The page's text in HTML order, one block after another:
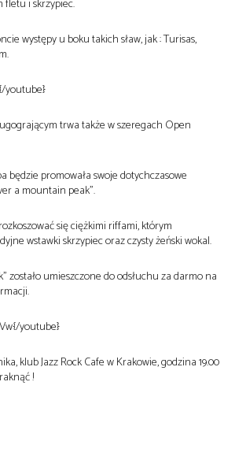
i skrzypiec.
występy u boku takich sław, jak : Turisas,
youtube}
trwa także w szeregach Open
będzie promowała swoje dotychczasowe
a mountain peak”.
się ciężkimi riffami, którym
wstawki skrzypiec oraz czysty żeński wokal.
zostało umieszczone do odsłuchu za darmo na
youtube}
klub Jazz Rock Cafe w Krakowie, godzina 19.00
!